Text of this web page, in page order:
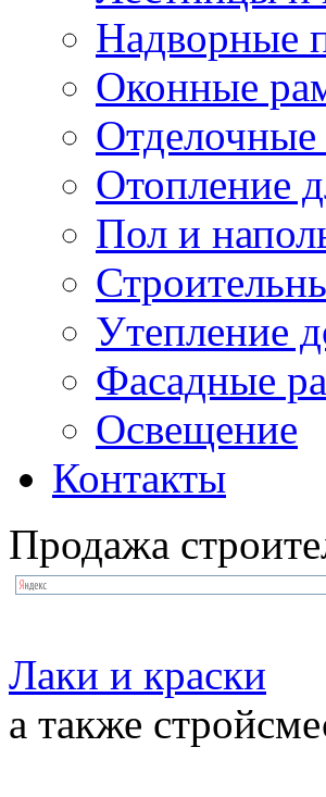
Надворные
Оконные
Отопление
Пол и
Утепление
Фасадные
Освещение
Контакты
Продажа
Лаки и краски
а также